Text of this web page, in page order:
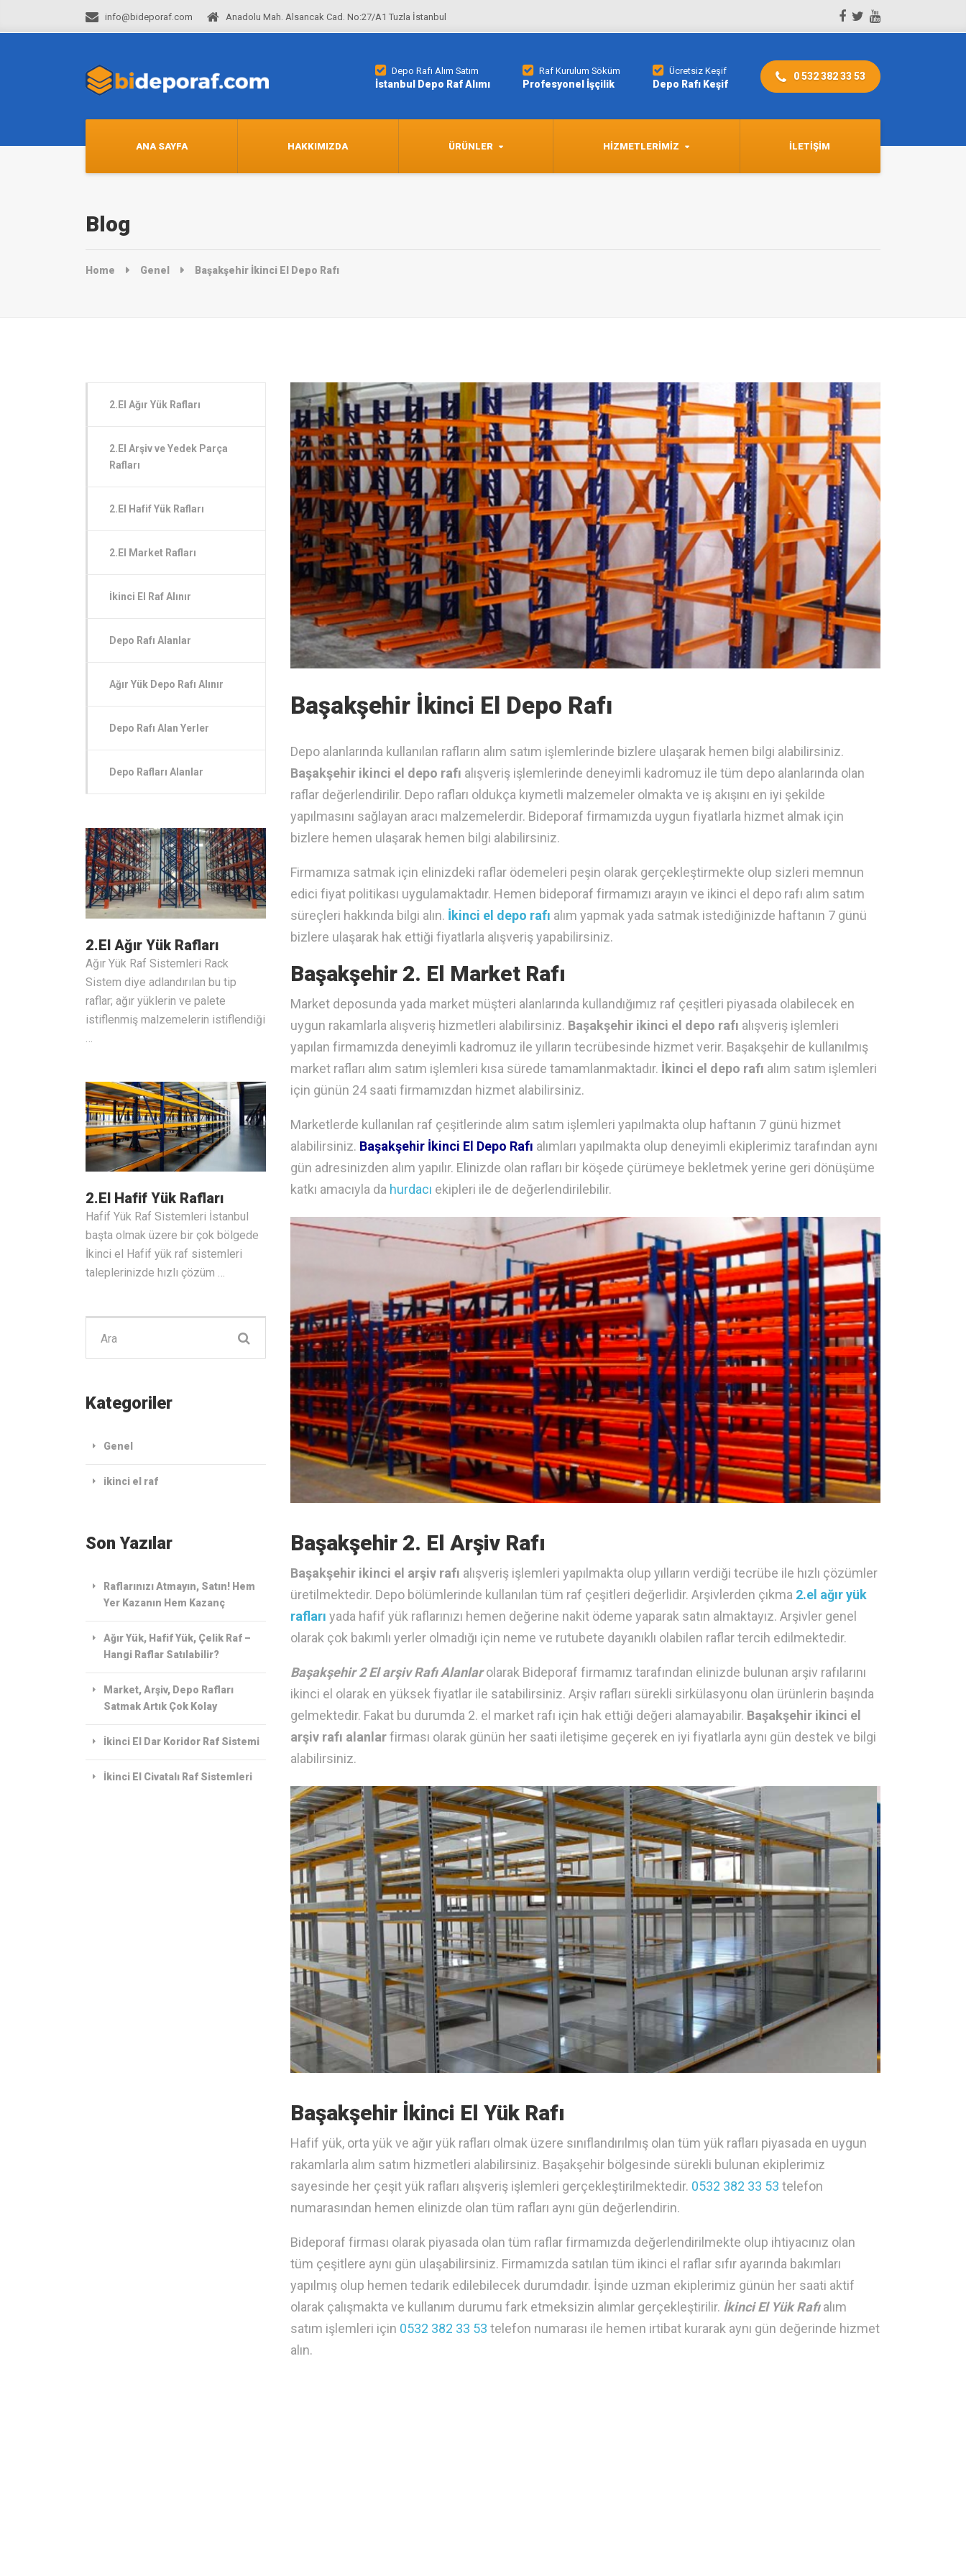
info@bideporaf.com Anadolu Mah. Alsancak Cad. No:27/A1 Tuzla İstanbul
ANA SAYFA HAKKIMIZDA ÜRÜNLER HIZMETLERIMIZ İLETIŞIM
Depo Rafı Alım Satım
İstanbul Depo Raf Alımı
Raf Kurulum Söküm
Profesyonel İşçilik
Ücretsiz Keşif
Depo Rafı Keşif
0 532 382 33 53
Blog
Home Genel Başakşehir İkinci El Depo Rafı
Başakşehir İkinci El Depo Rafı
Depo alanlarında kullanılan rafların alım satım işlemlerinde bizlere ulaşarak hemen bilgi alabilirsiniz.
Başakşehir ikinci el depo rafı alışveriş işlemlerinde deneyimli kadromuz ile tüm depo alanlarında olan
raflar değerlendirilir. Depo rafları oldukça kıymetli malzemeler olmakta ve iş akışını en iyi şekilde
yapılmasını sağlayan aracı malzemelerdir. Bideporaf firmamızda uygun fiyatlarla hizmet almak için
bizlere hemen ulaşarak hemen bilgi alabilirsiniz.
Firmamıza satmak için elinizdeki raflar ödemeleri peşin olarak gerçekleştirmekte olup sizleri memnun
edici fiyat politikası uygulamaktadır. Hemen bideporaf firmamızı arayın ve ikinci el depo rafı alım satım
süreçleri hakkında bilgi alın. İkinci el depo rafı alım yapmak yada satmak istediğinizde haftanın 7 günü
bizlere ulaşarak hak ettiği fiyatlarla alışveriş yapabilirsiniz.
Başakşehir 2. El Market Rafı
Market deposunda yada market müşteri alanlarında kullandığımız raf çeşitleri piyasada olabilecek en
uygun rakamlarla alışveriş hizmetleri alabilirsiniz. Başakşehir ikinci el depo rafı alışveriş işlemleri
yapılan firmamızda deneyimli kadromuz ile yılların tecrübesinde hizmet verir. Başakşehir de kullanılmış
market rafları alım satım işlemleri kısa sürede tamamlanmaktadır. İkinci el depo rafı alım satım işlemleri
için günün 24 saati firmamızdan hizmet alabilirsiniz.
Marketlerde kullanılan raf çeşitlerinde alım satım işlemleri yapılmakta olup haftanın 7 günü hizmet
alabilirsiniz. Başakşehir İkinci El Depo Rafı alımları yapılmakta olup deneyimli ekiplerimiz tarafından aynı
gün adresinizden alım yapılır. Elinizde olan rafları bir köşede çürümeye bekletmek yerine geri dönüşüme
katkı amacıyla da hurdacı ekipleri ile de değerlendirilebilir.
Başakşehir 2. El Arşiv Rafı
Başakşehir ikinci el arşiv rafı alışveriş işlemleri yapılmakta olup yılların verdiği tecrübe ile hızlı çözümler
üretilmektedir. Depo bölümlerinde kullanılan tüm raf çeşitleri değerlidir. Arşivlerden çıkma 2.el ağır yük
rafları yada hafif yük raflarınızı hemen değerine nakit ödeme yaparak satın almaktayız. Arşivler genel
olarak çok bakımlı yerler olmadığı için neme ve rutubete dayanıklı olabilen raflar tercih edilmektedir.
Başakşehir 2 El arşiv Rafı Alanlarolarak Bideporaf firmamız tarafından elinizde bulunan arşiv rafılarını
ikinci el olarak en yüksek fiyatlar ile satabilirsiniz. Arşiv rafları sürekli sirkülasyonu olan ürünlerin başında
gelmektedir. Fakat bu durumda 2. el market rafı için hak ettiği değeri alamayabilir. Başakşehir ikinci el
arşiv rafı alanlarfirması olarak günün her saati iletişime geçerek en iyi fiyatlarla aynı gün destek ve bilgi
alabilirsiniz.
Başakşehir İkinci El Yük Rafı
Hafif yük, orta yük ve ağır yük rafları olmak üzere sınıflandırılmış olan tüm yük rafları piyasada en uygun
rakamlarla alım satım hizmetleri alabilirsiniz. Başakşehir bölgesinde sürekli bulunan ekiplerimiz
sayesinde her çeşit yük rafları alışveriş işlemleri gerçekleştirilmektedir. 0532 382 33 53 telefon
numarasından hemen elinizde olan tüm rafları aynı gün değerlendirin.
Bideporaf firması olarak piyasada olan tüm raflar firmamızda değerlendirilmekte olup ihtiyacınız olan
tüm çeşitlere aynı gün ulaşabilirsiniz. Firmamızda satılan tüm ikinci el raflar sıfır ayarında bakımları
yapılmış olup hemen tedarik edilebilecek durumdadır. İşinde uzman ekiplerimiz günün her saati aktif
olarak çalışmakta ve kullanım durumu fark etmeksizin alımlar gerçekleştirilir. İkinci El Yük Rafıalım
satım işlemleri için 0532 382 33 53 telefon numarası ile hemen irtibat kurarak aynı gün değerinde hizmet
alın.
2.El Ağır Yük Rafları
2.El Arşiv ve Yedek Parça
Rafları
2.El Hafif Yük Rafları
2.El Market Rafları
İkinci El Raf Alınır
Depo Rafı Alanlar
Ağır Yük Depo Rafı Alınır
Depo Rafı Alan Yerler
Depo Rafları Alanlar
2.El Ağır Yük Rafları
Ağır Yük Raf Sistemleri Rack
Sistem diye adlandırılan bu tip
raflar; ağır yüklerin ve palete
istiflenmiş malzemelerin istiflendiği
2.El Hafif Yük Rafları
Hafif Yük Raf Sistemleri İstanbul
başta olmak üzere bir çok bölgede
İkinci el Hafif yük raf sistemleri
taleplerinizde hızlı çözüm …
ara:
Kategoriler
Genel
ikinci el raf
Son Yazılar
Raflarınızı Atmayın, Satın! Hem
Yer Kazanın Hem Kazanç
Ağır Yük, Hafif Yük, Çelik Raf –
Hangi Raflar Satılabilir?
Market, Arşiv, Depo Rafları
Satmak Artık Çok Kolay
İkinci El Dar Koridor Raf Sistemi
İkinci El Civatalı Raf Sistemleri